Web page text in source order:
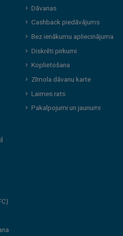
Dāvanas
Cashback piedāvājums
Bez ienākumu apliecinājuma
Diskrēti pirkumi
Koplietošana
Zīmola dāvanu karte
Laimes rats
Pakalpojumi un jaunumi